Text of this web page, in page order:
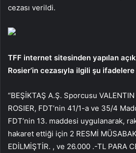
cezası verildi.
TFF internet sitesinden yapılan
Rosier’in cezasıyla ilgili şu
“BEŞİKTAŞ A.Ş. Sporcusu VALENTIN
ROSIER, FDT’nin 41/1-a ve 35/4
FDT’nin 13. maddesi uygulanarak,
hakaret ettiği için 2 RESMİ
EDİLMİŞTİR. , ve 26.000 .-TL PARA